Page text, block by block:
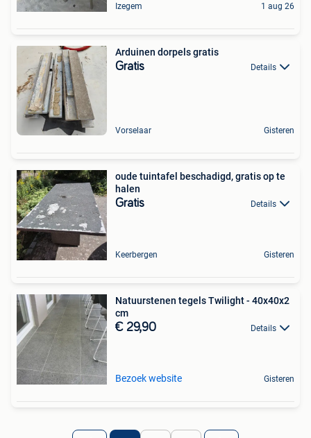
Izegem 1 aug 26
Arduinen dorpels gratis
Gratis Details
Vorselaar Gisteren
oude tuintafel beschadigd, gratis op te
halen
Gratis Details
Keerbergen Gisteren
Natuurstenen tegels Twilight - 40x40x2
cm
€ 29,90 Details
Bezoek website Gisteren